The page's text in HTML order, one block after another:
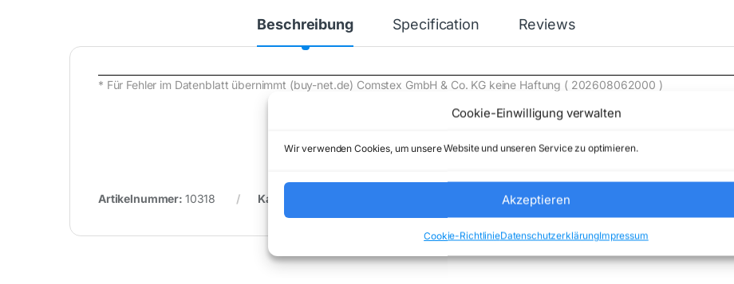
Cookie-Einwilligung verwalten
Wir verwenden Cookies, um unsere Website und unseren Service zu optimieren.
Akzeptieren
Cookie-RichtlinieDatenschutzerklärungImpressum
Beschreibung Specification Reviews
* Für Fehler im Datenblatt übernimmt (buy-net.de) Comstex GmbH & Co. KG keine Haftung ( 202608062000 )
Artikelnummer: 10318 Kategorie: LEGO